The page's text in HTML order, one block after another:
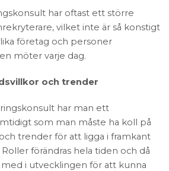
har oftast ett större
vilket inte är så konstigt
företag och personer
möter varje dag.
och trender
har man ett
som man måste ha koll på
trender för att ligga i framkant
förändras hela tiden och då
i utvecklingen för att kunna